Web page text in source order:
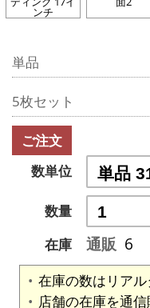
ンチ
単品
5枚セット
ご注文
数単位
数量
在庫
通販 6
在庫の数はリアル
店舗の在庫を通信